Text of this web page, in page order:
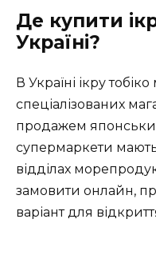
Де купити
Україні?
В Україні ікру
спеціалізованих
продажем
супермаркети
відділах
замовити онлайн,
варіант для